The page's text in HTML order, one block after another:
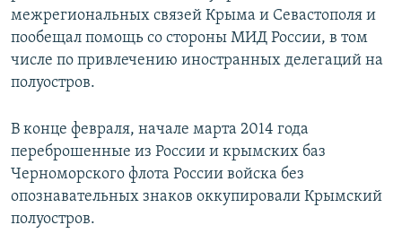
межрегиональных связей Крыма и Севастополя и
пообещал помощь со стороны МИД России, в том
числе по привлечению иностранных делегаций на
полуостров.
В конце февраля, начале марта 2014 года
переброшенные из России и крымских баз
Черноморского флота России войска без
опознавательных знаков оккупировали Крымский
полуостров.